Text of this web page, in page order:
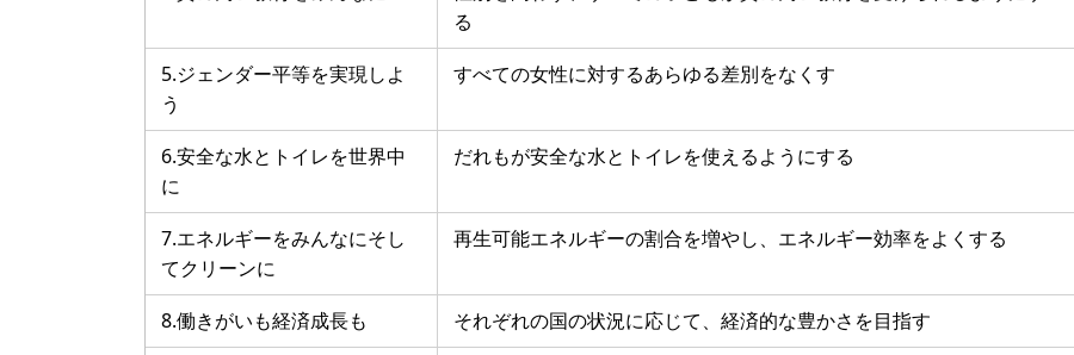
る
5.ジェンダー平等を実現しよ
う
すべての女性に対するあらゆる差別をなくす
6.安全な水とトイレを世界中
に
だれもが安全な水とトイレを使えるようにする
7.エネルギーをみんなにそし
てクリーンに
再生可能エネルギーの割合を増やし、エネルギー効率をよくする
8.働きがいも経済成長も
それぞれの国の状況に応じて、経済的な豊かさを目指す